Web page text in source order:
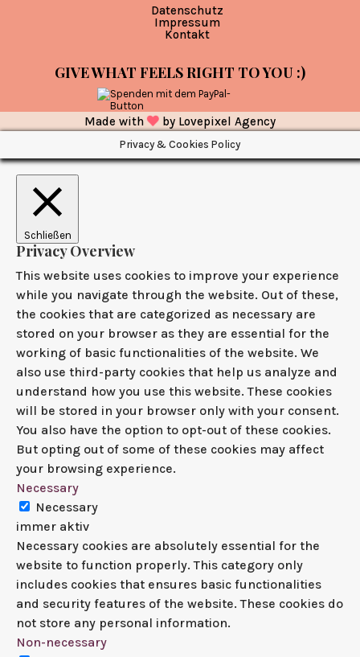
Datenschutz
Impressum
Kontakt
GIVE WHAT FEELS RIGHT TO YOU :)
Made with by Lovepixel Agency
Privacy & Cookies Policy
Schließen
Privacy Overview
This website uses cookies to improve your experience
while you navigate through the website. Out of these,
the cookies that are categorized as necessary are
stored on your browser as they are essential for the
working of basic functionalities of the website. We
also use third-party cookies that help us analyze and
understand how you use this website. These cookies
will be stored in your browser only with your consent.
You also have the option to opt-out of these cookies.
But opting out of some of these cookies may affect
your browsing experience.
Necessary
Necessary
immer aktiv
Necessary cookies are absolutely essential for the
website to function properly. This category only
includes cookies that ensures basic functionalities
and security features of the website. These cookies do
not store any personal information.
Non-necessary